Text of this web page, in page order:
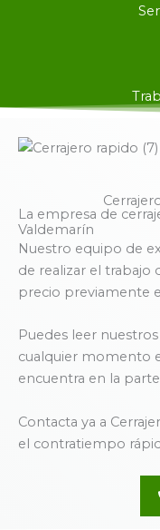
La empresa de
Valdemarín
Nuestro equipo de
de realizar el trabajo
precio previamente
Puedes leer
cualquier momento
encuentra en la
Contacta ya a
el contratiempo